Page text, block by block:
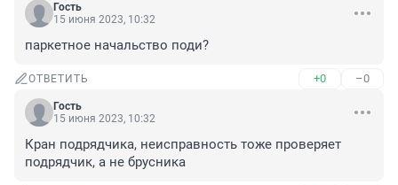
Гость
15 июня 2023, 10:32
паркетное начальство поди?
ОТВЕТИТЬ +0 –0
Гость
15 июня 2023, 10:32
Кран подрядчика, неисправность тоже проверяет
подрядчик, а не брусника